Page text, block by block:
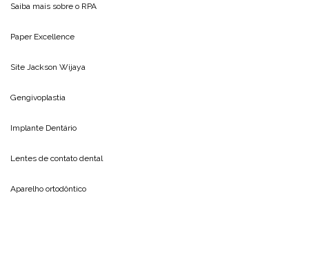
Saiba mais sobre o RPA
Paper Excellence
Site Jackson Wijaya
Gengivoplastia
Implante Dentário
Lentes de contato dental
Aparelho ortodôntico